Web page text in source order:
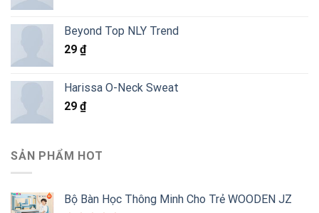
Beyond Top NLY Trend
29 ₫
Harissa O-Neck Sweat
29 ₫
SẢN PHẨM HOT
Bộ Bàn Học Thông Minh Cho Trẻ WOODEN JZ